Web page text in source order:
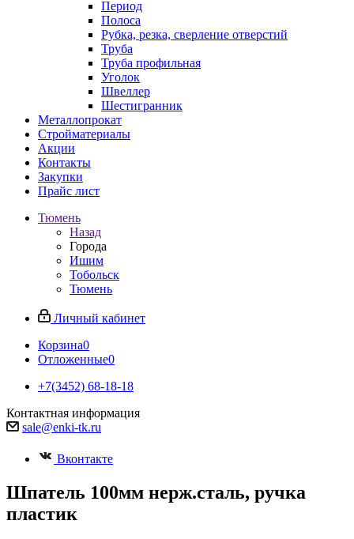
Период
Полоса
Рубка, резка, сверление отверстий
Труба
Труба профильная
Уголок
Швеллер
Шестигранник
Металлопрокат
Стройматериалы
Акции
Контакты
Закупки
Прайс лист
Тюмень
Назад
Города
Ишим
Тобольск
Тюмень
Личный кабинет
Корзина0
Отложенные0
+7(3452) 68-18-18
Контактная информация
sale@enki-tk.ru
Вконтакте
Шпатель 100мм нерж.сталь, ручка
пластик